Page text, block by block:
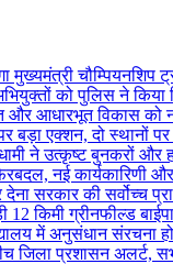
चौम्पियनशिप
को पुलिस ने किया
और आधारभूत विकास
बड़ा एक्शन, दो स्थानों
ने उत्कृष्ट बुनकरों और
नई कार्यकारिणी
सरकार की सर्वोच्च
किमी ग्रीनफील्ड
में अनुसंधान संरचना
जिला प्रशासन अलर्ट,